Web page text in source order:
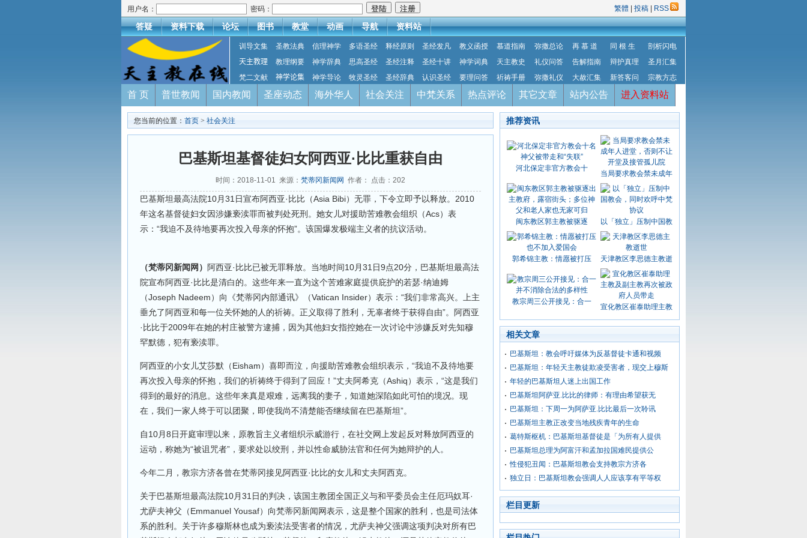
用户名： 密码： 繁體 投稿 RSS
答疑 资料下载 论坛 图书 教堂 动画 导航 资料站
训导文集 圣教法典 信理神学 多语圣经 释经原则 圣经发凡 教义函授 慕道指南 弥撒总论 再 慕 道 同 根 生
剖析闪电
天主教理
教理纲要 神学辞典 思高圣经 圣经注释 圣经十讲 神学词典 天主教史 礼仪问答 告解指南 辩护真理
圣月汇集
梵二文献
神学论集 神学导论 牧灵圣经 圣经辞典 认识圣经 要理问答 祈祷手册 弥撒礼仪 大赦汇集 新答客问 宗教方志
首 页 普世教闻 国内教闻 圣座动态 海外华人 社会关注 中梵关系 热点评论 其它文章 站内公告 进入资料站
您当前的位置： 首页 > 社会关注
巴基斯坦基督徒妇女阿西亚·比比重获自由
时间：2018-11-01 来源： 梵蒂冈新闻网 作者： 点击： 202
巴基斯坦最高法院10月31日宣布阿西亚·比比（Asia Bibi）无罪，下令立即予以释放。2010
年这名基督徒妇女因涉嫌亵渎罪而被判处死刑。她女儿对援助苦难教会组织（Acs）表
示：“我迫不及待地要再次投入母亲的怀抱”。该国爆发极端主义者的抗议活动。
（梵蒂冈新闻网）
阿西亚·比比已被无罪释放。当地时间10月31日9点20分，巴基斯坦最高法
院宣布阿西亚·比比是清白的。这些年来一直为这个苦难家庭提供庇护的若瑟·纳迪姆
（Joseph Nadeem）向《梵蒂冈内部通讯》（Vatican Insider）表示：“我们非常高兴。上主
垂允了阿西亚和每一位关怀她的人的祈祷。正义取得了胜利，无辜者终于获得自由”。阿西亚
·比比于2009年在她的村庄被警方逮捕，因为其他妇女指控她在一次讨论中涉嫌反对先知穆
罕默德，犯有亵渎罪。
阿西亚的小女儿艾莎默（Eisham）喜即而泣，向援助苦难教会组织表示，“我迫不及待地要
再次投入母亲的怀抱，我们的祈祷终于得到了回应！”丈夫阿希克（Ashiq）表示，“这是我们
得到的最好的消息。这些年来真是艰难，远离我的妻子，知道她深陷如此可怕的境况。现
在，我们一家人终于可以团聚，即使我尚不清楚能否继续留在巴基斯坦”。
自10月8日开庭审理以来，原教旨主义者组织示威游行，在社交网上发起反对释放阿西亚的
运动，称她为“被诅咒者”，要求处以绞刑，并以性命威胁法官和任何为她辩护的人。
今年二月，教宗方济各曾在梵蒂冈接见阿西亚·比比的女儿和丈夫阿西克。
关于巴基斯坦最高法院10月31日的判决，该国主教团全国正义与和平委员会主任厄玛奴耳·
尤萨夫神父（Emmanuel Yousaf）向梵蒂冈新闻网表示，这是整个国家的胜利，也是司法体
系的胜利。关于许多穆斯林也成为亵渎法受害者的情况，尤萨夫神父强调这项判决对所有巴
推荐资讯
河北保定非官方教会十
当局要求教会禁未成年
闽东教区郭主教被驱逐 以「独立」压制中国教
郭希锦主教：情愿被打压 天津教区李思德主教逝
教宗周三公开接见：合一
宣化教区崔泰助理主教
相关文章
巴基斯坦：教会呼吁媒体为反基督徒卡通和视频
巴基斯坦：年轻天主教徒欺凌受害者，现交上穆斯
年轻的巴基斯坦人迷上出国工作
巴基斯坦阿萨亚.比比的律师：有理由希望获无
巴基斯坦：下周一为阿萨亚.比比最后一次聆讯
巴基斯坦主教正改变当地残疾青年的生命
葛特斯枢机：巴基斯坦基督徒是「为所有人提供
巴基斯坦总理为阿富汗和孟加拉国难民提供公
性侵犯丑闻：巴基斯坦教会支持教宗方济各
独立日：巴基斯坦教会强调人人应该享有平等权
栏目更新